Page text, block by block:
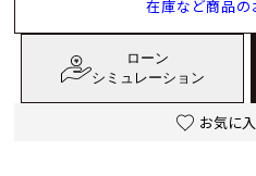
在庫など商品の
ローン
シミュレーション
お気に